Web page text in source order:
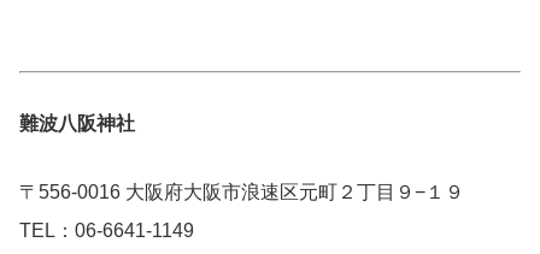
難波八阪神社
〒556-0016 大阪府大阪市浪速区元町２丁目９−１９
TEL：06-6641-1149